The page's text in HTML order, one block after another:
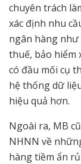
chuyên trách
xác định nhu
ngân hàng
thuế, bảo hiểm
có đầu mối cụ
hệ thống dữ
hiệu quả hơn.
Ngoài ra, MB
NHNN về
hàng tiềm ẩn